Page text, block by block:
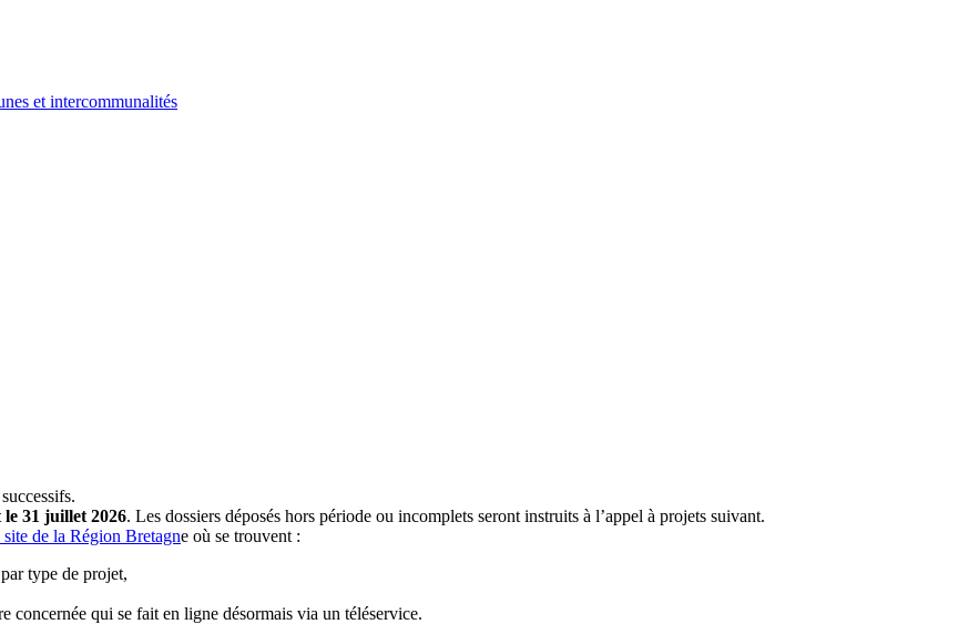
et intercommunalités
31 juillet 2026. Les dossiers déposés hors période ou incomplets seront instruits à l’appel à projets suivant.
site de la Région Bretagne où se trouvent :
type de projet,
concernée qui se fait en ligne désormais via un téléservice.